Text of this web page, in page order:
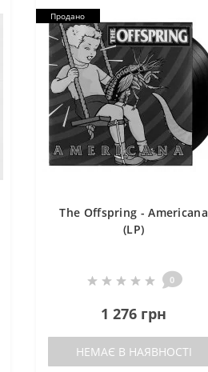
Продано
The Offspring - Americana
(LP)
0
1 276 грн
НЕМАЄ В НАЯВНОСТІ